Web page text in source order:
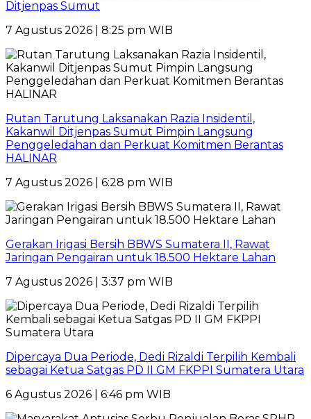
Ditjenpas Sumut
7 Agustus 2026 | 8:25 pm WIB
Rutan Tarutung Laksanakan Razia Insidentil,
Kakanwil Ditjenpas Sumut Pimpin Langsung
Penggeledahan dan Perkuat Komitmen Berantas
HALINAR
7 Agustus 2026 | 6:28 pm WIB
Gerakan Irigasi Bersih BBWS Sumatera II, Rawat
Jaringan Pengairan untuk 18.500 Hektare Lahan
7 Agustus 2026 | 3:37 pm WIB
Dipercaya Dua Periode, Dedi Rizaldi Terpilih Kembali
sebagai Ketua Satgas PD II GM FKPPI Sumatera Utara
6 Agustus 2026 | 6:46 pm WIB